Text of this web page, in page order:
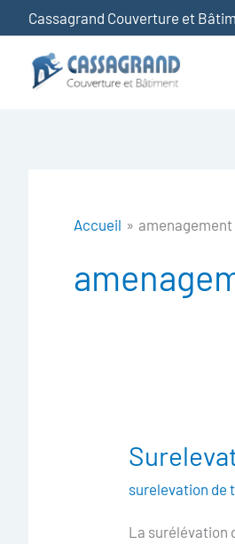
au
contenu
Cassagrand Couverture et
Accueil
surelevation de
La surélévation
Surelevation
Buchelay